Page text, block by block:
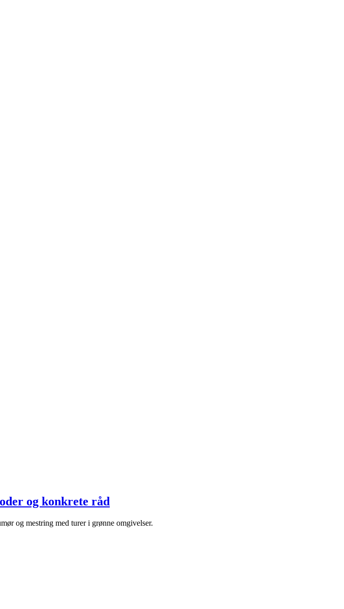
og konkrete råd
og mestring med turer i grønne omgivelser.